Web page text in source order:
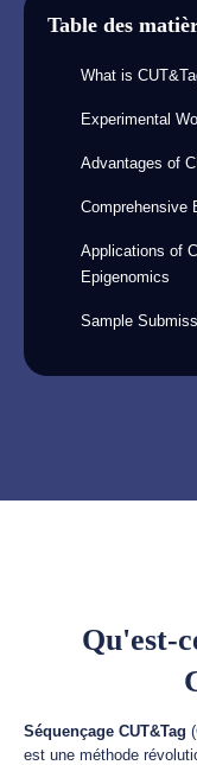
Table des
What is
Experimental
Advantages of
Comprehensive
Applications of
Epigenomics
Sample
Qu'est-
Séquençage CUT&Tag
est une méthode